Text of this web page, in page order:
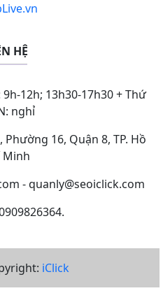
HỆ
9h-12h; 13h30-17h30 + Thứ
nghỉ
16, Quận 8, TP. Hồ
Minh
- quanly@seoiclick.com
iClick